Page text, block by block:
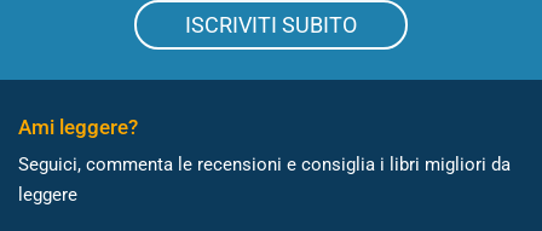
ISCRIVITI SUBITO
Ami leggere?
Seguici, commenta le recensioni e consiglia i libri migliori da
leggere